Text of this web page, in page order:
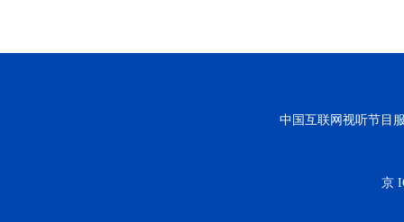
中国互联网视听节目
京